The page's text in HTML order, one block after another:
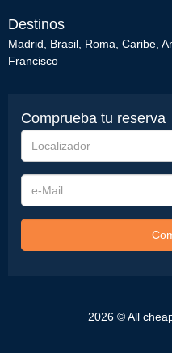
Destinos
Madrid Brasil Roma Caribe
Francisco
Comprueba tu reserva
Localizador
e-
Mail
2026 © All